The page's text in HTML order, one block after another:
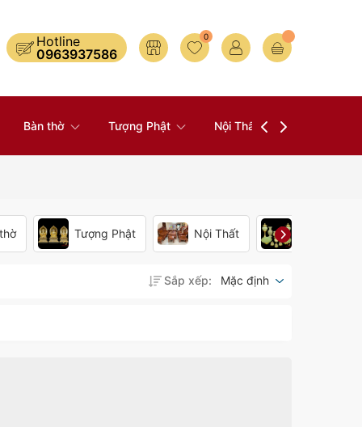
Hotline
0963937586
0
Bàn thờ Tượng Phật Nội Thất
Tượng Phật Nội Thất
Sắp xếp: Mặc định